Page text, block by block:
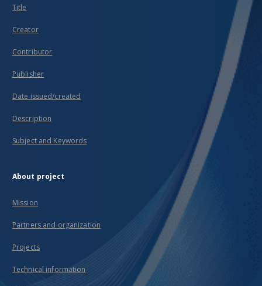
Title
Creator
Contributor
Publisher
Date issued/created
Description
Subject and Keywords
About project
Mission
Partners and organization
Projects
Technical information